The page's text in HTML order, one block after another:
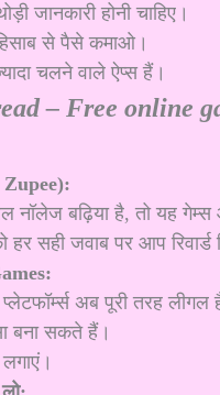
जानकारी होनी चाहिए।
से पैसे कमाओ।
चलने वाले ऐप्स हैं।
– Free online
Zupee):
बढ़िया है, तो यह
सही जवाब पर आप
अब पूरी तरह लीगल
बना सकते हैं।